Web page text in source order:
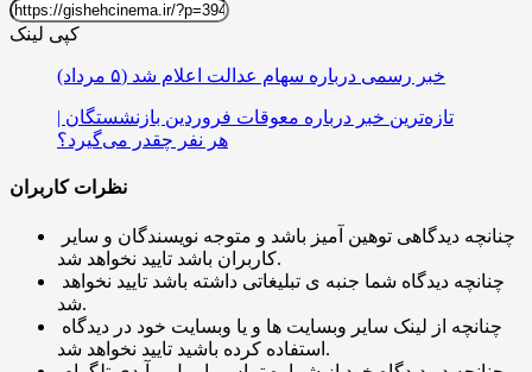
کپی لینک
خبر رسمی درباره سهام عدالت اعلام شد (۵ مرداد)
تازه‌ترین خبر درباره معوقات فروردین بازنشستگان |
هر نفر چقدر می‌گیرد؟
نظرات کاربران
کاربران باشد تایید نخواهد شد.
شد.
استفاده کرده باشید تایید نخواهد شد.